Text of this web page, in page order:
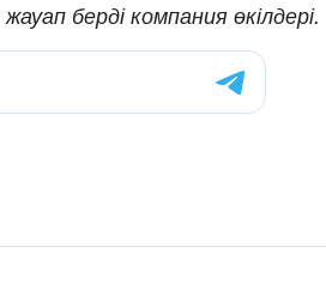
берді компания өкілдері.